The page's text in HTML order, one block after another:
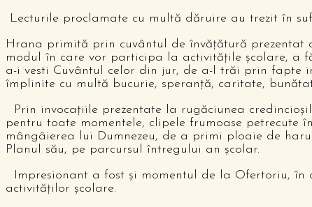
Lecturile proclamate cu multă dăruire au trezit în
Hrana primită prin cuvântul de învăţătură prezentat
modul în care vor participa la activităţile şcolare, a
a-i vesti Cuvântul celor din jur, de a-l trăi prin fapte
împlinite cu multă bucurie, speranţă, caritate,
Prin invocaţiile prezentate la rugăciunea
pentru toate momentele, clipele frumoase
mângâierea lui Dumnezeu, de a primi ploaie de
Planul său, pe parcursul întregului an şcolar.
Impresionant a fost şi momentul de la Ofertoriu,
activităţilor şcolare.